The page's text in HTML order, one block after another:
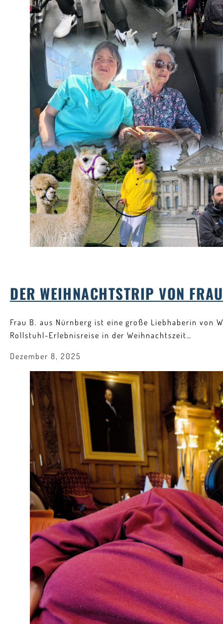
DER WEIHNACHTSTRIP VON
Frau B. aus Nürnberg ist eine große Liebhaberin von
Rollstuhl-Erlebnisreise in der Weihnachtszeit…
Dezember 8, 2025